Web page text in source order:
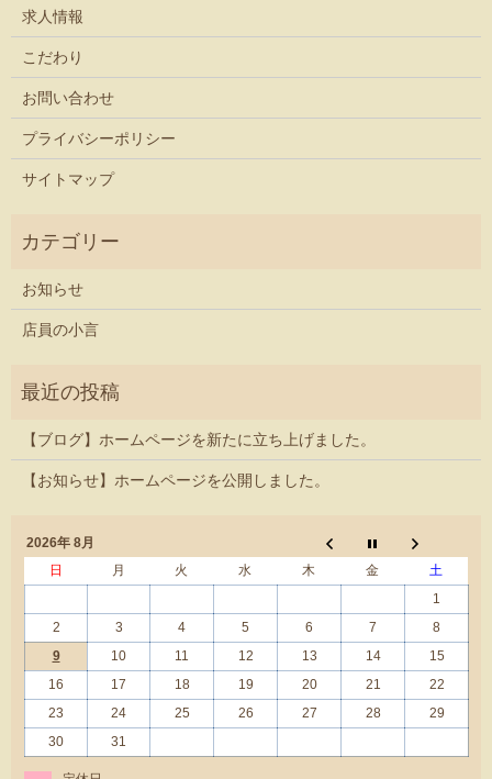
求人情報
こだわり
お問い合わせ
プライバシーポリシー
サイトマップ
お知らせ
店員の小言
【ブログ】ホームページを新たに立ち上げました。
【お知らせ】ホームページを公開しました。
2026年 8月
日
月 火 水 木 金
土
1
2
3 4 5 6 7
8
9
10 11 12 13 14
15
16
17 18 19 20 21
22
23
24 25 26 27 28
29
30
31